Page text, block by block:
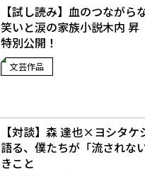
【試し読み】血のつながら
笑いと涙の家族小説――木内
特別公開！
文芸作品
【対談】森 達也×ヨシタケ
語る、僕たちが「流されな
きこと